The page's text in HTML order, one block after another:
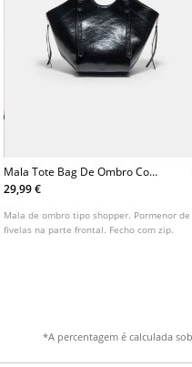
Mala Tote Bag De Ombro Com
Fivelas
29,99 €
Mala de ombro tipo shopper. Pormenor de
fivelas na parte frontal. Fecho com zip.
*A percentagem é calculada